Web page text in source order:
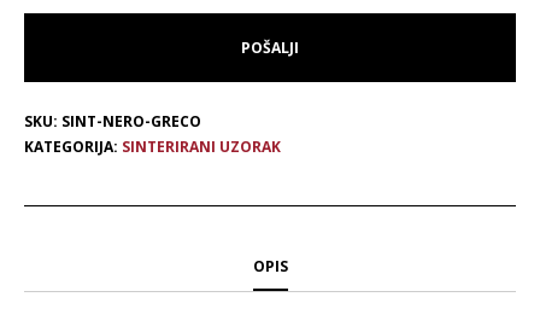
SKU: SINT-NERO-GRECO
KATEGORIJA: SINTERIRANI UZORAK
OPIS